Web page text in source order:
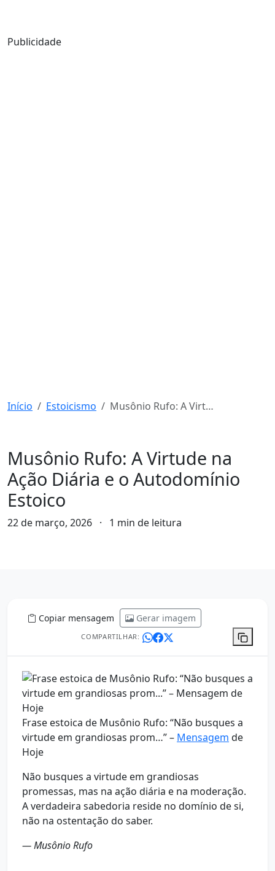
Publicidade
Início Estoicismo Musônio Rufo: A Virtude na Ação Diária e o Autodomínio Estoico
Musônio Rufo: A Virtude na
Ação Diária e o Autodomínio
Estoico
22 de março, 2026 · 1 min de leitura
Copiar mensagem Gerar imagem
COMPARTILHAR:
Frase estoica de Musônio Rufo: “Não busques a
virtude em grandiosas prom…” – Mensagem de
Hoje
Não busques a virtude em grandiosas
promessas, mas na ação diária e na moderação.
A verdadeira sabedoria reside no domínio de si,
não na ostentação do saber.
— Musônio Rufo